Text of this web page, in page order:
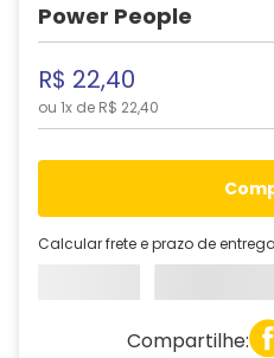
Power People
R$ 22,40
ou 1x de R$ 22,40
Calcular frete e prazo de entrega
Compartilhe: